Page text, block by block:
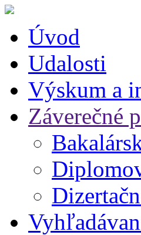
Úvod
Udalosti
Výskum a
Záverečné